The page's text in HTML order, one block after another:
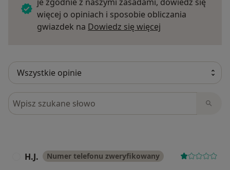
więcej o opiniach i sposobie obliczania
gwiazdek na Dowiedz się więcej
Szukaj w opiniach
H.J. Numer telefonu zweryfikowany